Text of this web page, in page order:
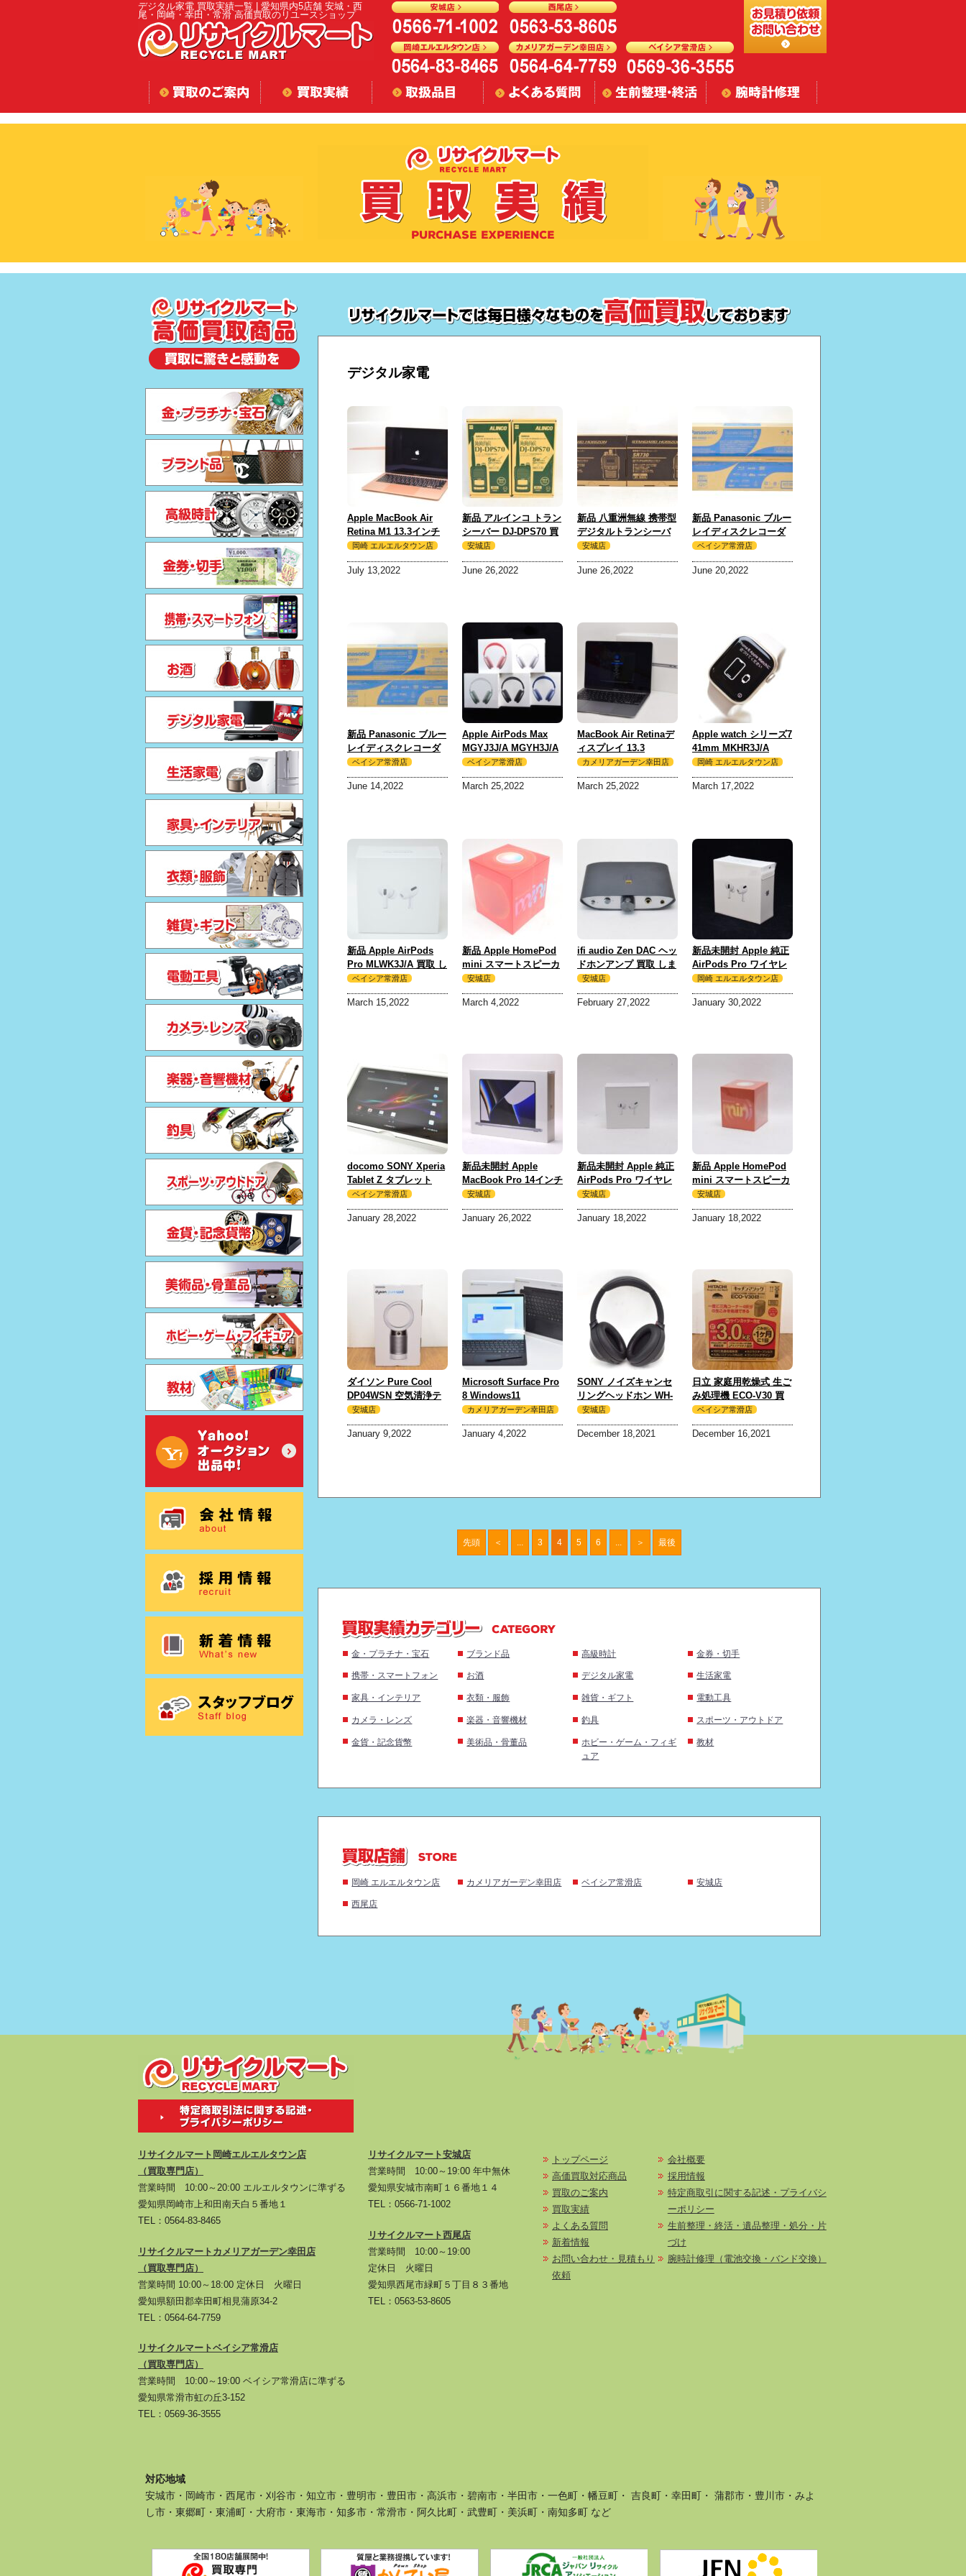
デジタル家電 買取実績一覧 | 愛知県内5店舗 安城・西
尾・岡崎・幸田・常滑 高価買取のリユースショップ
デジタル家電
Apple MacBook Air
Retina M1 13.3インチ
512GB 16GB ゴールド
A2337 買取 しました！
岡崎 エルエルタウン店
July 13,2022
新品 アルインコ トラン
シーバー DJ-DPS70 買
取 しました！
安城店
June 26,2022
新品 八重洲無線 携帯型
デジタルトランシーバ
ー SR730 買取 しまし
た！
安城店
June 26,2022
新品 Panasonic ブルー
レイディスクレコーダ
ー DMR-4X602 ブラッ
ク 4K 6TB 買取 しまし
た！
ベイシア常滑店
June 20,2022
新品 Panasonic ブルー
レイディスクレコーダ
ー DMR-4W101 ブラッ
ク 買取 しました！
ベイシア常滑店
June 14,2022
Apple AirPods Max
MGYJ3J/A MGYH3J/A
MGYL3J/A MGYN3J/A
MGYM3J/A 買取 しま
した！
ベイシア常滑店
March 25,2022
MacBook Air Retinaデ
ィスプレイ 13.3
MGN63J/A スペースグ
レイ 買取 しました！
カメリアガーデン幸田店
March 25,2022
Apple watch シリーズ7
41mm MKHR3J/A
A2476 スターライト ス
ポーツバンド
GPS+Cellular セルラー
岡崎 エルエルタウン店
March 17,2022
新品 Apple AirPods
Pro MLWK3J/A 買取 し
ました！
ベイシア常滑店
March 15,2022
新品 Apple HomePod
mini スマートスピーカ
ー MJ2D3J/A オレンジ
買取 しました！
安城店
March 4,2022
ifi audio Zen DAC ヘッ
ドホンアンプ 買取 しま
した！
安城店
February 27,2022
新品未開封 Apple 純正
AirPods Pro ワイヤレ
ス充電ケース
MWP22J/A A2083
A2084 A2190 買取 しま
岡崎 エルエルタウン店
January 30,2022
docomo SONY Xperia
Tablet Z タブレット
SO-03E ブラック 買取
しました！
ベイシア常滑店
January 28,2022
新品未開封 Apple
MacBook Pro 14インチ
MKGR3J/A SSD512GB
M1Pro内蔵 買取 しまし
た！
安城店
January 26,2022
新品未開封 Apple 純正
AirPods Pro ワイヤレ
ス充電ケース
MWP22J/A A2083
A2084 A2190 買取 しま
安城店
January 18,2022
新品 Apple HomePod
mini スマートスピーカ
ー MJ2D3J/A オレンジ
買取 しました！
安城店
January 18,2022
ダイソン Pure Cool
DP04WSN 空気清浄テ
ーブルファン 買取 しま
した！
安城店
January 9,2022
Microsoft Surface Pro
8 Windows11
SSD256GB Intel Core
i5 processor platinum
RAM8GB 買取 しまし
カメリアガーデン幸田店
January 4,2022
SONY ノイズキャンセ
リングヘッドホン WH-
1000XM4 ブラック 買
取 しました！
安城店
December 18,2021
日立 家庭用乾燥式 生ご
み処理機 ECO-V30 買
取 しました！
ベイシア常滑店
December 16,2021
先頭 ＜ ... 3 4 5 6 ... ＞ 最後
金・プラチナ・宝石 ブランド品 高級時計 金券・切手
携帯・スマートフォン お酒 デジタル家電 生活家電
家具・インテリア 衣類・服飾 雑貨・ギフト 電動工具
カメラ・レンズ 楽器・音響機材 釣具 スポーツ・アウトドア
金貨・記念貨幣 美術品・骨董品
ホビー・ゲーム・フィギ
ュア
教材
岡崎 エルエルタウン店 カメリアガーデン幸田店 ベイシア常滑店 安城店
西尾店
トップページ
高価買取対応商品
買取のご案内
買取実績
よくある質問
新着情報
お問い合わせ・見積もり
依頼
会社概要
採用情報
特定商取引に関する記述・プライバシ
ーポリシー
生前整理・終活・遺品整理・処分・片
づけ
腕時計修理（電池交換・バンド交換）
リサイクルマート岡崎エルエルタウン店
（買取専門店）
営業時間 10:00～20:00 エルエルタウンに準ずる
愛知県岡崎市上和田南天白５番地１
TEL： 0564-83-8465
リサイクルマートカメリアガーデン幸田店
（買取専門店）
営業時間 10:00～18:00 定休日 火曜日
愛知県額田郡幸田町相見蒲原34-2
TEL： 0564-64-7759
リサイクルマートベイシア常滑店
（買取専門店）
営業時間 10:00～19:00 ベイシア常滑店に準ずる
愛知県常滑市虹の丘3-152
TEL： 0569-36-3555
リサイクルマート安城店
営業時間 10:00～19:00 年中無休
愛知県安城市南町１６番地１４
TEL： 0566-71-1002
リサイクルマート西尾店
営業時間 10:00～19:00
定休日 火曜日
愛知県西尾市緑町５丁目８３番地
TEL： 0563-53-8605
対応地域
安城市・岡崎市・西尾市・刈谷市・知立市・豊明市・豊田市・高浜市・碧南市・半田市・一色町・幡豆町・ 吉良町・幸田町・ 蒲郡市・豊川市・みよ
し市・東郷町・東浦町・大府市・東海市・知多市・常滑市・阿久比町・武豊町・美浜町・南知多町 など